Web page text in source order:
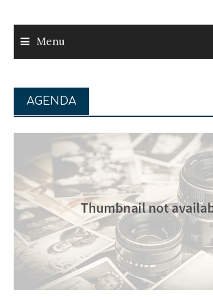
Menu
AGENDA